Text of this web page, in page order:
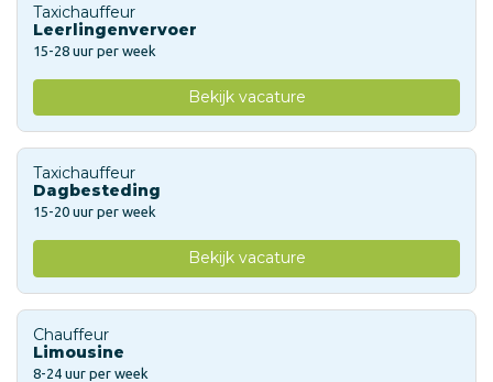
Taxichauffeur
Leerlingenvervoer
15-28 uur per week
Bekijk vacature
Taxichauffeur
Dagbesteding
15-20 uur per week
Bekijk vacature
Chauffeur
Limousine
8-24 uur per week